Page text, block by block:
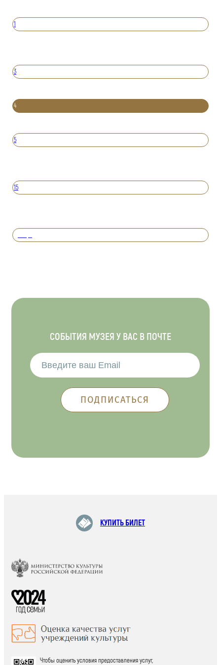
1
3
4
5
15
СОБЫТИЯ МУЗЕЯ У ВАС В ПОЧТЕ
КУПИТЬ БИЛЕТ
Чтобы оценить условия предоставления услуг,